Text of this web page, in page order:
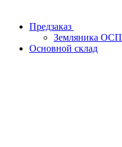
Предзаказ
Земляника ОСП
Основной склад